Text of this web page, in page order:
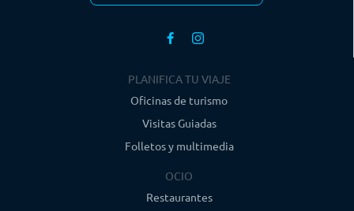
PLANIFICA TU VIAJE
Oficinas de turismo
Visitas Guiadas
Folletos y multimedia
OCIO
Restaurantes